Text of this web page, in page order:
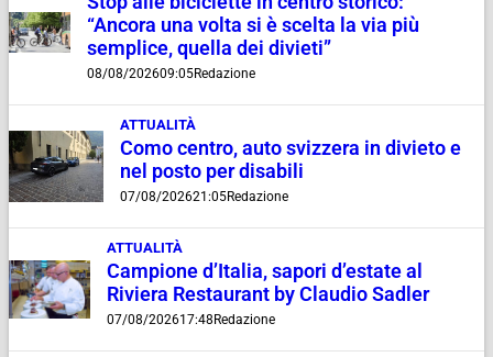
“Ancora una volta si è scelta la via più
semplice, quella dei divieti”
08/08/202609:05Redazione
ATTUALITÀ
Como centro, auto svizzera in divieto e
nel posto per disabili
07/08/202621:05Redazione
ATTUALITÀ
Campione d’Italia, sapori d’estate al
Riviera Restaurant by Claudio Sadler
07/08/202617:48 Redazione